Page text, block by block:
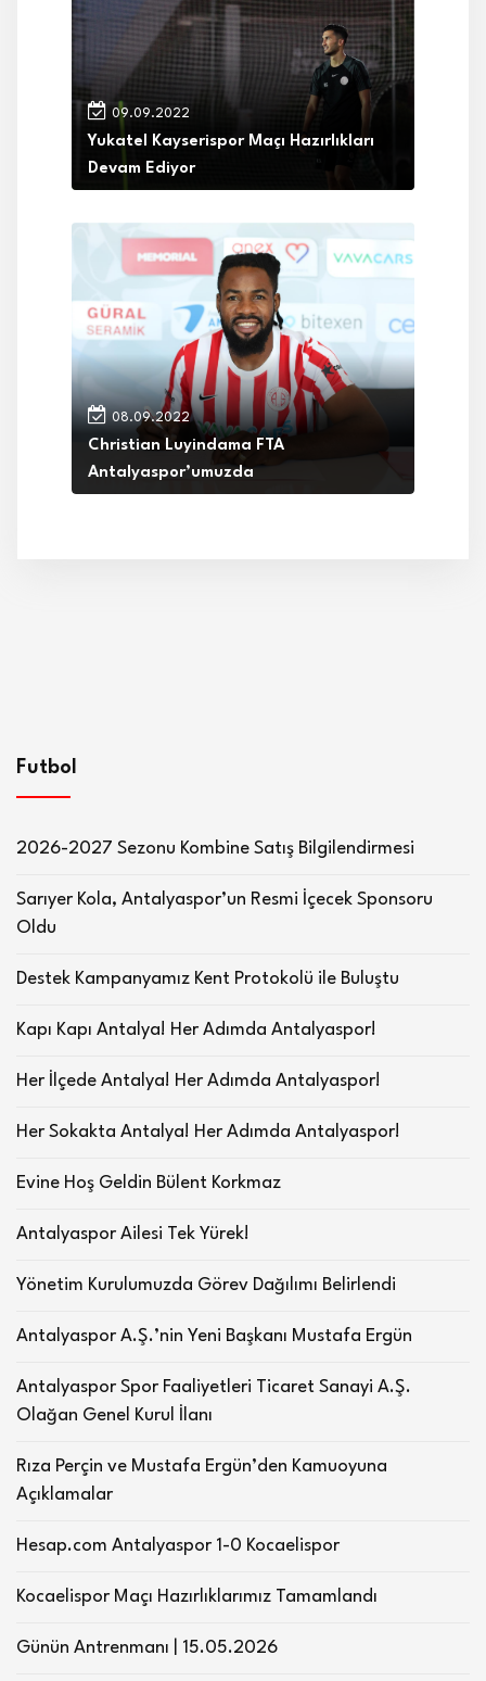
09.09.2022
Yukatel Kayserispor Maçı Hazırlıkları
Devam Ediyor
08.09.2022
Christian Luyindama FTA
Antalyaspor’umuzda
Futbol
2026-2027 Sezonu Kombine Satış Bilgilendirmesi
Sarıyer Kola, Antalyaspor’un Resmi İçecek Sponsoru
Oldu
Destek Kampanyamız Kent Protokolü ile Buluştu
Kapı Kapı Antalya! Her Adımda Antalyaspor!
Her İlçede Antalya! Her Adımda Antalyaspor!
Her Sokakta Antalya! Her Adımda Antalyaspor!
Evine Hoş Geldin Bülent Korkmaz
Antalyaspor Ailesi Tek Yürek!
Yönetim Kurulumuzda Görev Dağılımı Belirlendi
Antalyaspor A.Ş.’nin Yeni Başkanı Mustafa Ergün
Antalyaspor Spor Faaliyetleri Ticaret Sanayi A.Ş.
Olağan Genel Kurul İlanı
Rıza Perçin ve Mustafa Ergün’den Kamuoyuna
Açıklamalar
Hesap.com Antalyaspor 1-0 Kocaelispor
Kocaelispor Maçı Hazırlıklarımız Tamamlandı
Günün Antrenmanı | 15.05.2026